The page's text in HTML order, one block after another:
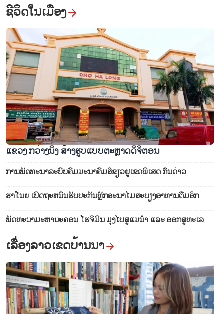
ຊີ​ວິດ​ໃນ​ເມືອງ
ແຂວງ ກວ໋າງນິງ ສ້າງຮູບແບບຕະຫຼາດດິຈິຕອນ
ການພັດທະນາລະບົບຄົມມະນາຄົມສີຂຽວຢູ່ເຂດພິເສດ ກົນດ໋າວ
ຮ່າ​ໂນ້ຍ ເປີດ​ຖະ​​ຫນົນ​ຮັບ​ປະ​ກັນຫຼັກ​ອະ​ນາ​ໄມ​ສະ​ບຽງ​ອາ​ຫານຕື່ມອີກ
ພັດທະນາມະຫານະຄອນ ໂຮ່ຈີມິນ ມຸ່ງໄປສູ່ແມ່ນ້ຳ ແລະ ອອກສູ່ທະເລ
ເລື່ອງ​ລາວ​ເ​ຂດ​ບ້ານ​ນາ